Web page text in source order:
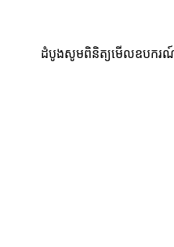
ដំបូងសូមពិនិត្យមើលឧបករណ៍ដ